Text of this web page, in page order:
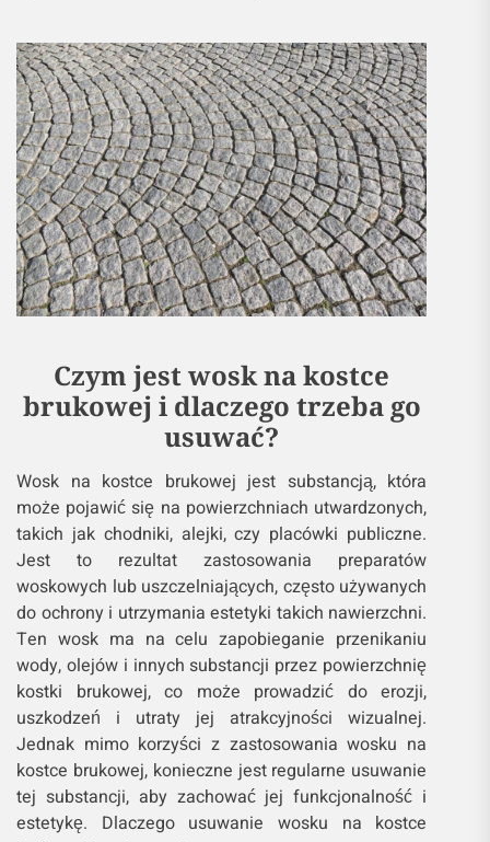
Czym jest wosk na kostce
brukowej i dlaczego trzeba go
usuwać?
Wosk na kostce brukowej jest substancją, która
może pojawić się na powierzchniach utwardzonych,
takich jak chodniki, alejki, czy placówki publiczne.
Jest to rezultat zastosowania preparatów
woskowych lub uszczelniających, często używanych
do ochrony i utrzymania estetyki takich nawierzchni.
Ten wosk ma na celu zapobieganie przenikaniu
wody, olejów i innych substancji przez powierzchnię
kostki brukowej, co może prowadzić do erozji,
uszkodzeń i utraty jej atrakcyjności wizualnej.
Jednak mimo korzyści z zastosowania wosku na
kostce brukowej, konieczne jest regularne usuwanie
tej substancji, aby zachować jej funkcjonalność i
estetykę. Dlaczego usuwanie wosku na kostce